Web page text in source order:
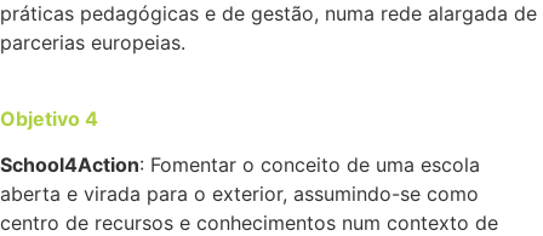
práticas pedagógicas e de gestão, numa rede alargada de
parcerias europeias.
Objetivo 4
School4Action: Fomentar o conceito de uma escola
aberta e virada para o exterior, assumindo-se como
centro de recursos e conhecimentos num contexto de